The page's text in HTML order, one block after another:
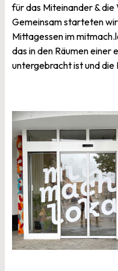
für das Miteinander &
Gemeinsam starteten
Mittagessen im
das in den Räumen einer
untergebracht ist und